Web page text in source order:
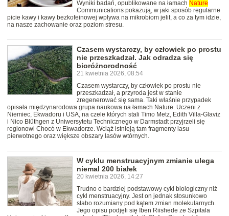
Wyniki badań, opublikowane na łamach Nature
Communications pokazują, w jaki sposób regularne
picie kawy i kawy bezkofeinowej wpływa na mikrobiom jelit, a co za tym idzie,
na nasze zachowanie oraz poziom stresu.
Czasem wystarczy, by człowiek po prostu
nie przeszkadzał. Jak odradza się
bioróżnorodność
21 kwietnia 2026, 08:54
Czasem wystarczy, by człowiek po prostu nie
przeszkadzał, a przyroda jest w stanie
zregenerować się sama. Taki właśnie przypadek
opisała międzynarodowa grupa naukowa na łamach Nature. Uczeni z
Niemiec, Ekwadoru i USA, na czele których stali Timo Metz, Edith Villa-Glaviz
i Nico Blüthgen z Uniwersytetu Technicznego w Darmstadt przyjrzeli się
regionowi Chocó w Ekwadorze. Wciąż istnieją tam fragmenty lasu
pierwotnego oraz większe obszary lasów wtórnych.
W cyklu menstruacyjnym zmianie ulega
niemal 200 białek
20 kwietnia 2026, 14:27
Trudno o bardziej podstawowy cykl biologiczny niż
cykl menstruacyjny. Jest on jednak stosunkowo
słabo rozumiany pod kątem zmian molekularnych.
Jego opisu podjęli się Iben Riishede ze Szpitala